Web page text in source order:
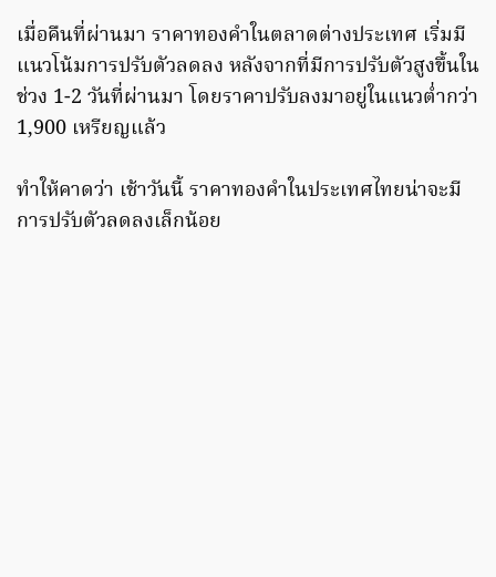
เมื่อคืนที่ผ่านมา ราคาทองคำในตลาดต่างประเทศ เริ่มมี
แนวโน้มการปรับตัวลดลง หลังจากที่มีการปรับตัวสูงขึ้นใน
ช่วง 1-2 วันที่ผ่านมา โดยราคาปรับลงมาอยู่ในแนวต่ำกว่า
1,900 เหรียญแล้ว
ทำให้คาดว่า เช้าวันนี้ ราคาทองคำในประเทศไทยน่าจะมี
การปรับตัวลดลงเล็กน้อย